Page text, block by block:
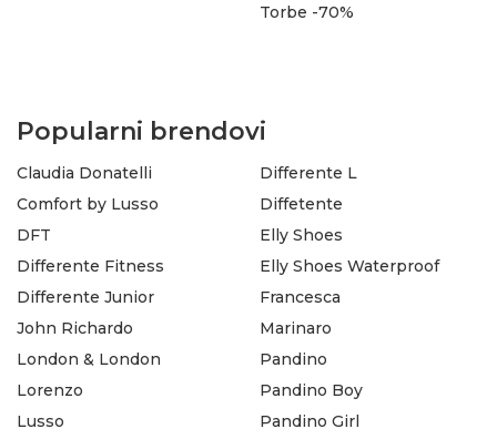
Torbe -70%
Popularni brendovi
Claudia Donatelli
Comfort by Lusso
DFT
Differente Fitness
Differente Junior
Differente L
Diffetente
Elly Shoes
Elly Shoes Waterproof
Francesca
John Richardo
London & London
Lorenzo
Lusso
Marinaro
Pandino
Pandino Boy
Pandino Girl